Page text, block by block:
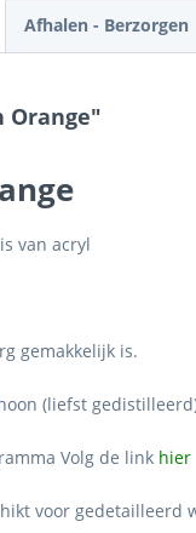
Afhalen - Berzorgen
Orange"
van acryl
gemakkelijk is.
(liefst
Volg de link hier
voor gedetailleerd